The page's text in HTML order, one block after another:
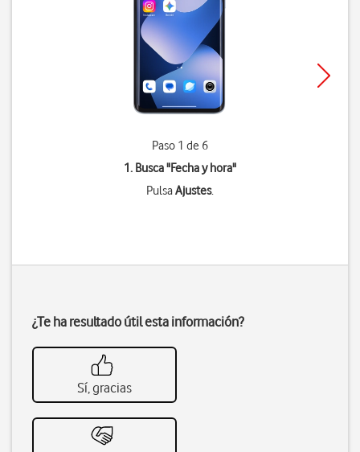
Paso 1 de 6
1. Busca "Fecha y hora"
PulsaAjustes.
¿Te ha resultado útil esta información?
Sí, gracias